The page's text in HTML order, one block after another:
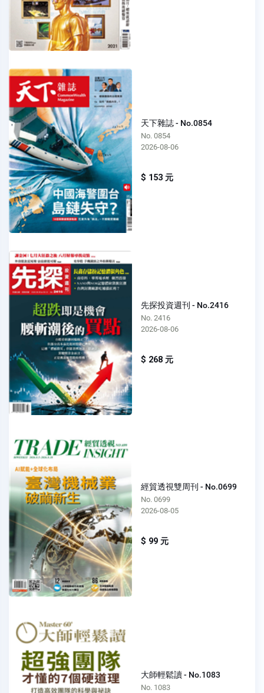
天下雜誌 - No.0854
No. 0854
2026-08-06
$ 153 元
先探投資週刊 - No.2416
No. 2416
2026-08-06
$ 268 元
經貿透視雙周刊 - No.0699
No. 0699
2026-08-05
$ 99 元
大師輕鬆讀 - No.1083
No. 1083